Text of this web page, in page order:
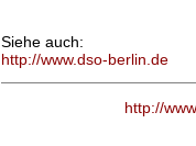
Siehe auch:
http://www.dso-berlin.de
http://